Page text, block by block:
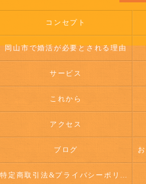
コンセプト
岡山市で婚活が必要とされる理由
サービス
これから
アクセス
ブログ
特定商取引法&プライバシーポリシー